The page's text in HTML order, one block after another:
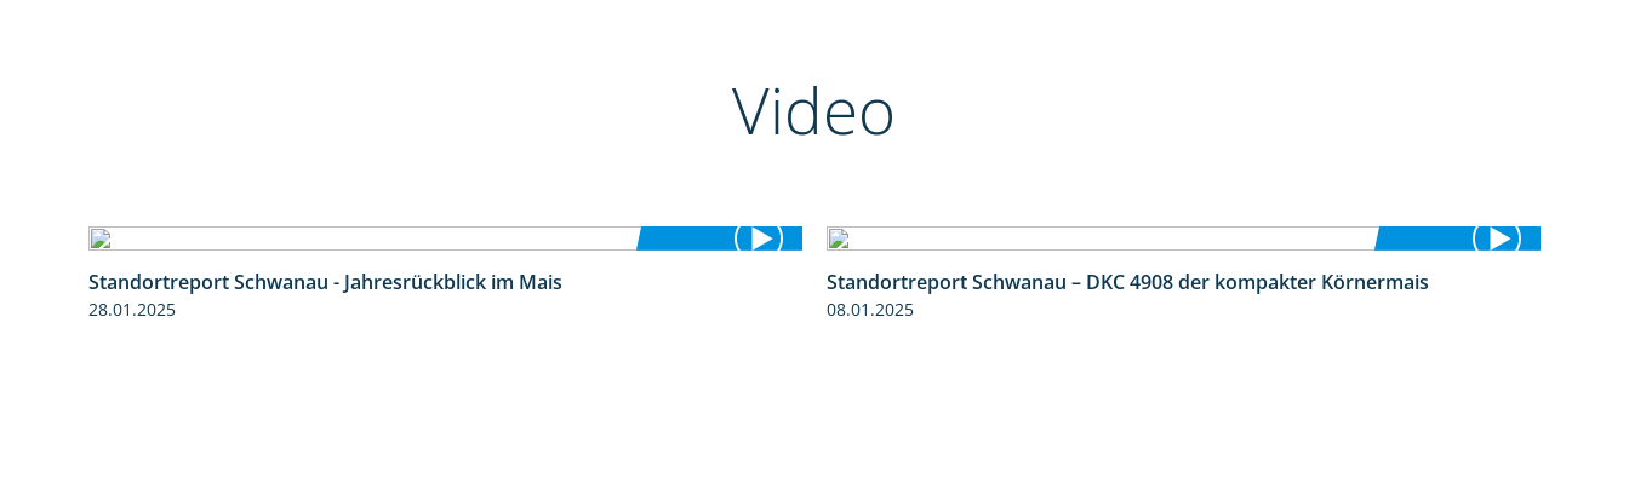
Video
Standortreport Schwanau - Jahresrückblick im Mais
28.01.2025
Standortreport Schwanau – DKC 4908 der kompakter Körnermais
08.01.2025